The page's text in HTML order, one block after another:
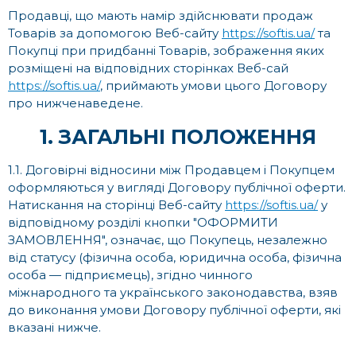
Продавці, що мають намір здійснювати продаж
Товарів за допомогою Веб-сайту https://softis.ua/та
Покупці при придбанні Товарів, зображення яких
розміщені на відповідних сторінках Веб-сай
https://softis.ua/, приймають умови цього Договору
про нижченаведене.
1. ЗАГАЛЬНІ ПОЛОЖЕННЯ
1.1. Договірні відносини між Продавцем і Покупцем
оформляються у вигляді Договору публічної оферти.
Натискання на сторінці Веб-сайту https://softis.ua/у
відповідному розділі кнопки "ОФОРМИТИ
ЗАМОВЛЕННЯ", означає, що Покупець, незалежно
від статусу (фізична особа, юридична особа, фізична
особа — підприємець), згідно чинного
міжнародного та українського законодавства, взяв
до виконання умови Договору публічної оферти, які
вказані нижче.